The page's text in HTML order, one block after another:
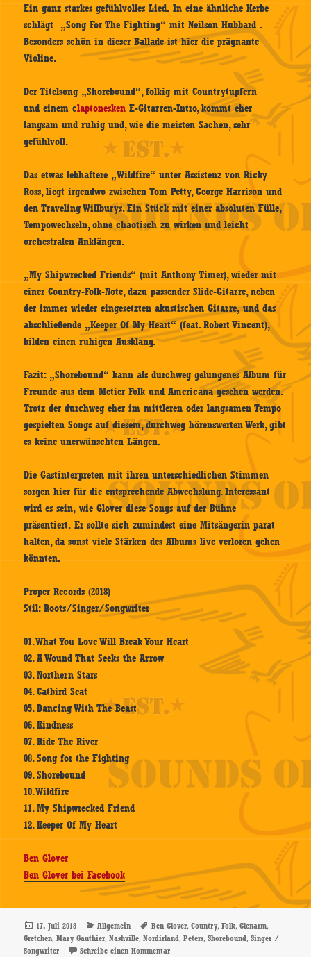
Ein ganz starkes gefühlvolles Lied. In eine ähnliche Kerbe
schlägt „Song For The Fighting“ mit Neilson Hubbard .
Besonders schön in dieser Ballade ist hier die prägnante
Violine.
Der Titelsong „Shorebound“, folkig mit Countrytupfern
und einem claptonesken E-Gitarren-Intro, kommt eher
langsam und ruhig und, wie die meisten Sachen, sehr
gefühlvoll.
Das etwas lebhaftere „Wildfire“ unter Assistenz von Ricky
Ross, liegt irgendwo zwischen Tom Petty, George Harrison und
den Traveling Willburys. Ein Stück mit einer absoluten Fülle,
Tempowechseln, ohne chaotisch zu wirken und leicht
orchestralen Anklängen.
„My Shipwrecked Friends“ (mit Anthony Timer), wieder mit
einer Country-Folk-Note, dazu passender Slide-Gitarre, neben
der immer wieder eingesetzten akustischen Gitarre, und das
abschließende „Keeper Of My Heart“ (feat. Robert Vincent),
bilden einen ruhigen Ausklang.
Fazit: „Shorebound“ kann als durchweg gelungenes Album für
Freunde aus dem Metier Folk und Americana gesehen werden.
Trotz der durchweg eher im mittleren oder langsamen Tempo
gespielten Songs auf diesem, durchweg hörenswerten Werk, gibt
es keine unerwünschten Längen.
Die Gastinterpreten mit ihren unterschiedlichen Stimmen
sorgen hier für die entsprechende Abwechslung. Interessant
wird es sein, wie Glover diese Songs auf der Bühne
präsentiert. Er sollte sich zumindest eine Mitsängerin parat
halten, da sonst viele Stärken des Albums live verloren gehen
könnten.
Proper Records (2018)
Stil: Roots/Singer/Songwriter
01. What You Love Will Break Your Heart
02. A Wound That Seeks the Arrow
03. Northern Stars
04. Catbird Seat
05. Dancing With The Beast
06. Kindness
07. Ride The River
08. Song for the Fighting
09. Shorebound
10. Wildfire
11. My Shipwrecked Friend
12. Keeper Of My Heart
Ben Glover
Ben Glover bei Facebook
Veröffentlicht
am
17. Juli 2018 Kategorien
Allgemein Schlagwörter
Ben Glover,Country,Folk,Glenarm,
Gretchen,Mary Gauthier,Nashville,Nordirland,Peters,Shorebound,Singer /
Songwriter
Schreibe einen Kommentarzu Ben Glover – Shorebound – CD-Review